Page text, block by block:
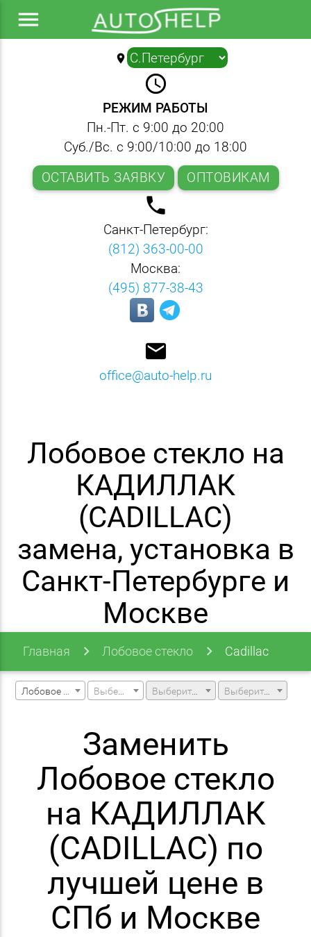
menu
location_on ▼
query_builder
РЕЖИМ РАБОТЫ
Пн.-Пт. с 9:00 до 20:00
Суб./Вс. с 9:00/10:00 до 18:00
ОСТАВИТЬ ЗАЯВКУ
ОПТОВИКАМ
local_phone
Санкт-Петербург:
(812) 363-00-00
Москва:
(495) 877-38-43
email
office@auto-help.ru
Лобовое стекло на
КАДИЛЛАК
(CADILLAC)
замена, установка в
Санкт-Петербурге и
Москве
Главная Лобовое стекло Cadillac
Выберите модель машины Выберите модификацию
Заменить
Лобовое стекло
на КАДИЛЛАК
(CADILLAC) по
лучшей цене в
СПб и Москве